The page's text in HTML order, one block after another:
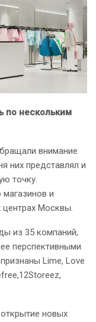
по нескольким
внимание
них представлял и
точку.
и
центрах Москвы.
из 35 компаний,
перспективными
Lime, Love
новых